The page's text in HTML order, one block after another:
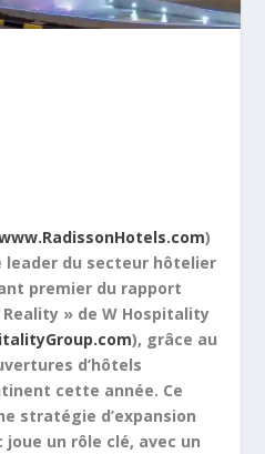
)
du secteur hôtelier
premier du rapport
Reality » de W Hospitality
), grâce au
d’hôtels
cette année. Ce
stratégie d’expansion
un rôle clé, avec un